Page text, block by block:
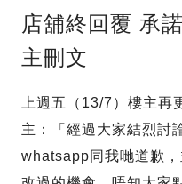
店舖終回覆 承
主刪文
上週五（13/7）樓主再
主：「經過大家結烈討
whatsapp同我哋道歉